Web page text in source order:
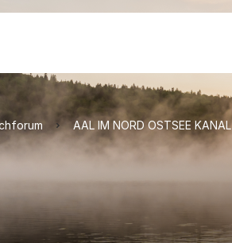
AAL IM NORD OSTSEE KANAL